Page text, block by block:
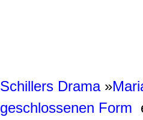
Schillers Drama»
geschlossenen Form